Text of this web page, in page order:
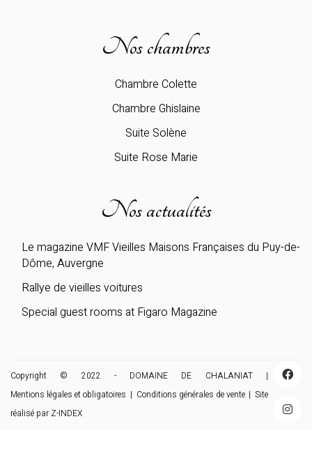
Nos chambres
Chambre Colette
Chambre Ghislaine
Suite Solène
Suite Rose Marie
Nos actualités
Le magazine VMF Vieilles Maisons Françaises du Puy-de-
Dôme, Auvergne
Rallye de vieilles voitures
Special guest rooms at Figaro Magazine
Copyright © 2022 - DOMAINE DE CHALANIAT |
Mentions légales et obligatoires | Conditions générales de vente| Site
réalisé par Z-INDEX